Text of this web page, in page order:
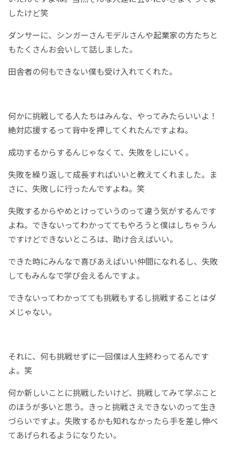
したけど笑
ダンサーに、シンガーさんモデルさんや起業家の方たちと
もたくさんお会いして話しました。
田舎者の何もできない僕も受け入れてくれた。
何かに挑戦してる人たちはみんな、やってみたらいいよ！
絶対応援するって背中を押してくれたんですよね。
成功するからするんじゃなくて、失敗をしにいく。
失敗を繰り返して成長すればいいと教えてくれました。ま
さに、失敗しに行ったんですよね。笑
失敗するからやめとけっていうのって違う気がするんです
よね。できないってわかっててもやろうと僕はしちゃうん
ですけどできないところは、助け合えばいい。
できた時にみんなで喜びあえばいい仲間になれるし、失敗
してもみんなで学び会えるんですよ。
できないってわかってても挑戦もするし挑戦することはダ
メじゃない。
それに、何も挑戦せずに一回僕は人生終わってるんです
よ。笑
何か新しいことに挑戦したいけど、挑戦してみて学ぶこと
のほうが多いと思う。きっと挑戦さえできないのって生き
づらいですよ。失敗するかも知れなかったら手を差し伸べ
てあげられるようになりたい。